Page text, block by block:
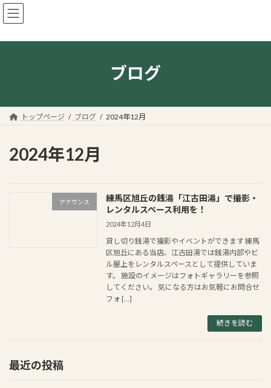
コ
ン
ン
ナ
ビ
ー
ブログ
トップページ ブログ 2024年12月
2024年12月
アナウンス
練馬区旭丘の銭湯「江古田湯」で撮影・
レンタルスペース利用を！
2024年12月4日
貸し切り銭湯で撮影やイベントができます 練馬
区旭丘にある当店、江古田湯では銭湯内部やビ
ル屋上をレンタルスペースとして提供していま
す。 施設のイメージはフォトギャラリーを参照
してください。 気になる方はお気軽にお問合せ
フォ […]
続きを読む
最近の投稿